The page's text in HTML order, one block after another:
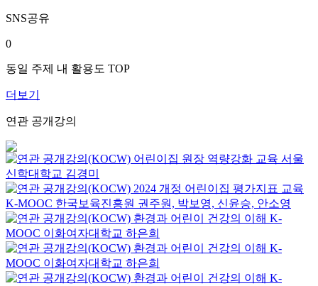
SNS공유
0
동일 주제 내 활용도 TOP
더보기
연관 공개강의
어린이집 원장 역량강화 교육 서울
신학대학교 김경미
2024 개정 어린이집 평가지표 교육
K-MOOC 한국보육진흥원 권주원, 박보영, 신윤승, 안소영
환경과 어린이 건강의 이해 K-
MOOC 이화여자대학교 하은희
환경과 어린이 건강의 이해 K-
MOOC 이화여자대학교 하은희
환경과 어린이 건강의 이해 K-